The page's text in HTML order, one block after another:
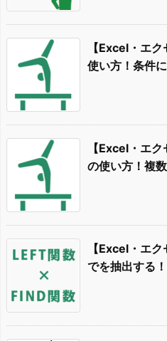
【Excel・エ
使い方！条件
【Excel・エ
の使い方！複
【Excel・エ
でを抽出する